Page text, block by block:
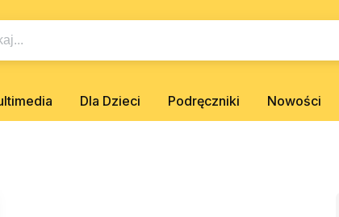
Dla Dzieci Podręczniki Nowości